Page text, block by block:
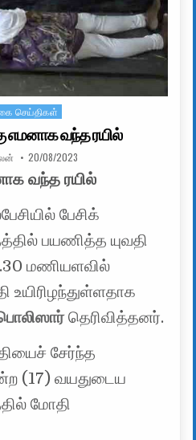
in
செய்திகள்
எமனாக வந்த ரயில்
PUBLISHED DATE:
20/08/2023
வந்த ரயில்
பேசிக்
பயணித்த யுவதி
மணியளவில்
உயிரிழந்துள்ளதாக
தெரிவித்தனர்.
சேர்ந்த
(17) வயதுடைய
மோதி